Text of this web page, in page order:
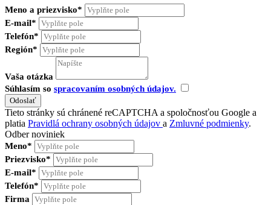
Meno a priezvisko*
E-mail*
Telefón*
Región*
Vaša otázka
Súhlasím so spracovaním osobných údajov.
Tieto stránky sú chránené reCAPTCHA a spoločnosťou Google a
platia Pravidlá ochrany osobných údajov a Zmluvné podmienky.
Odber noviniek
Meno*
Priezvisko*
E-mail*
Telefón*
Firma